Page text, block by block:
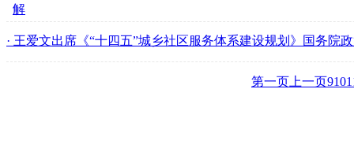
解
· 王爱文出席《“十四五”城乡社区服务体系建设规划》国务院
第一页 上一页910